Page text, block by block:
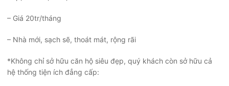
– Giá 20tr/tháng
– Nhà mới, sạch sẽ, thoát mát, rộng rãi
*Không chỉ sở hữu căn hộ siêu đẹp, quý khách còn sở hữu cả
hệ thống tiện ích đẳng cấp: